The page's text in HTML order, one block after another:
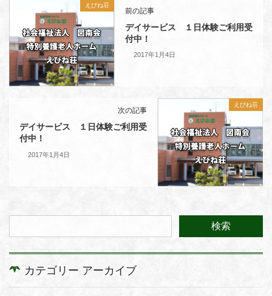
えびね荘
前の記事
デイサービス １日体験ご利用受
付中！
2017年1月4日
えびね荘
次の記事
デイサービス １日体験ご利用受
付中！
2017年1月4日
カテゴリー アーカイブ